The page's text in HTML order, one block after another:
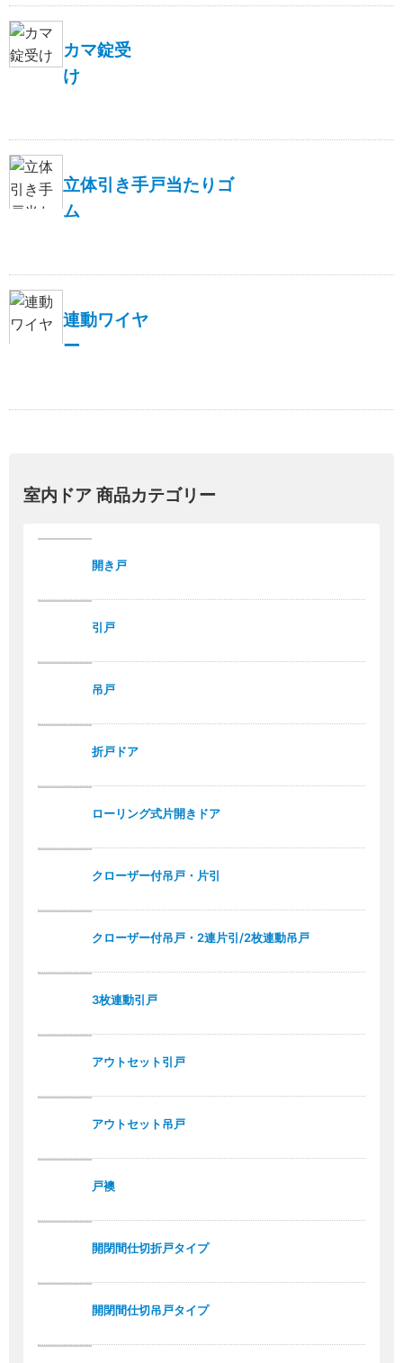
カマ錠受
け
立体引き手戸当たりゴ
ム
連動ワイヤ
ー
室内ドア 商品カテゴリー
開き戸
引戸
吊戸
折戸ドア
ローリング式片開きドア
クローザー付吊戸・片引
クローザー付吊戸・2連片引/2枚連動吊戸
3枚連動引戸
アウトセット引戸
アウトセット吊戸
戸襖
開閉間仕切折戸タイプ
開閉間仕切吊戸タイプ